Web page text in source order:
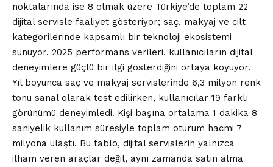
noktalarında ise 8 olmak üzere Türkiye’de toplam 22
dijital servisle faaliyet gösteriyor; saç, makyaj ve cilt
kategorilerinde kapsamlı bir teknoloji ekosistemi
sunuyor. 2025 performans verileri, kullanıcıların dijital
deneyimlere güçlü bir ilgi gösterdiğini ortaya koyuyor.
Yıl boyunca saç ve makyaj servislerinde 6,3 milyon renk
tonu sanal olarak test edilirken, kullanıcılar 19 farklı
görünümü deneyimledi. Kişi başına ortalama 1 dakika 8
saniyelik kullanım süresiyle toplam oturum hacmi 7
milyona ulaştı. Bu tablo, dijital servislerin yalnızca
ilham veren araçlar değil, aynı zamanda satın alma